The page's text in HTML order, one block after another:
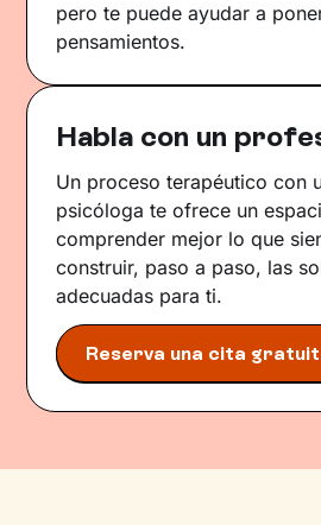
pero te puede ayudar a
pensamientos.
Habla con un
Un proceso terapéutico con
psicóloga te ofrece un
comprender mejor lo que
construir, paso a paso, las
adecuadas para ti.
Reserva una cita